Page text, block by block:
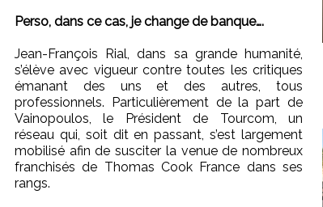
Perso, dans ce cas, je change de banque….
Jean-François Rial, dans sa grande humanité,
s’élève avec vigueur contre toutes les critiques
émanant des uns et des autres, tous
professionnels. Particulièrement de la part de
Vainopoulos, le Président de Tourcom, un
réseau qui, soit dit en passant, s’est largement
mobilisé afin de susciter la venue de nombreux
franchisés de Thomas Cook France dans ses
rangs.